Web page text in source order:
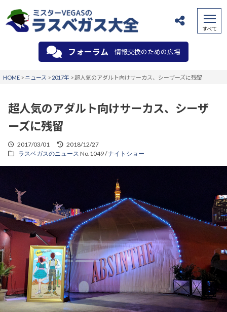
フォーラム 情報交換のための広場
HOME> ニュース > 2017年 >超人気のアダルト向けサーカス、シーザーズに残留
超人気のアダルト向けサーカス、シーザ
ーズに残留
2017/03/01
2018/12/27
ラスベガスのニュース No.1049 /ナイトショー